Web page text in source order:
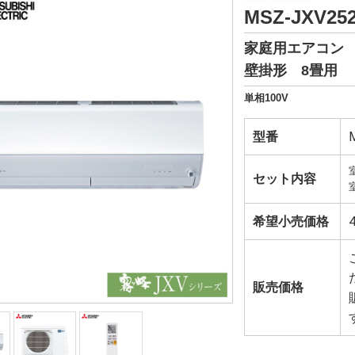
MSZ-
家庭用エアコン
壁掛形 8畳用
単相100V
型番
セット内容
希望小売価格
販売価格